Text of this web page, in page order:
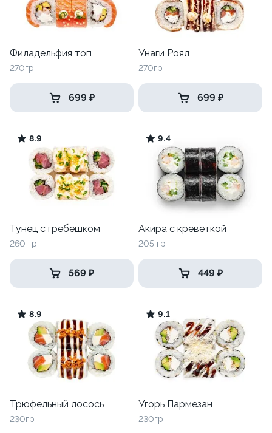
Филадельфия топ
270гр
699 ₽
Унаги Роял
270гр
699 ₽
8.9
Тунец с гребешком
260 гр
569 ₽
9.4
Акира с креветкой
205 гр
449 ₽
8.9
Трюфельный лосось
230гр
9.1
Угорь Пармезан
230гр